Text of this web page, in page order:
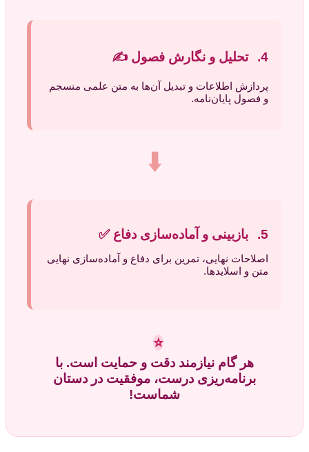
4. تحلیل و نگارش فصول ✍️
پردازش اطلاعات و تبدیل آن‌ها به متن علمی منسجم
و فصول پایان‌نامه.
⬇️
5. بازبینی و آماده‌سازی دفاع ✅
اصلاحات نهایی، تمرین برای دفاع و آماده‌سازی نهایی
متن و اسلایدها.
⭐
هر گام نیازمند دقت و حمایت است. با
برنامه‌ریزی درست، موفقیت در دستان
شماست!